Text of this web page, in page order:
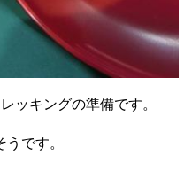
ッキングの準備です。
です。